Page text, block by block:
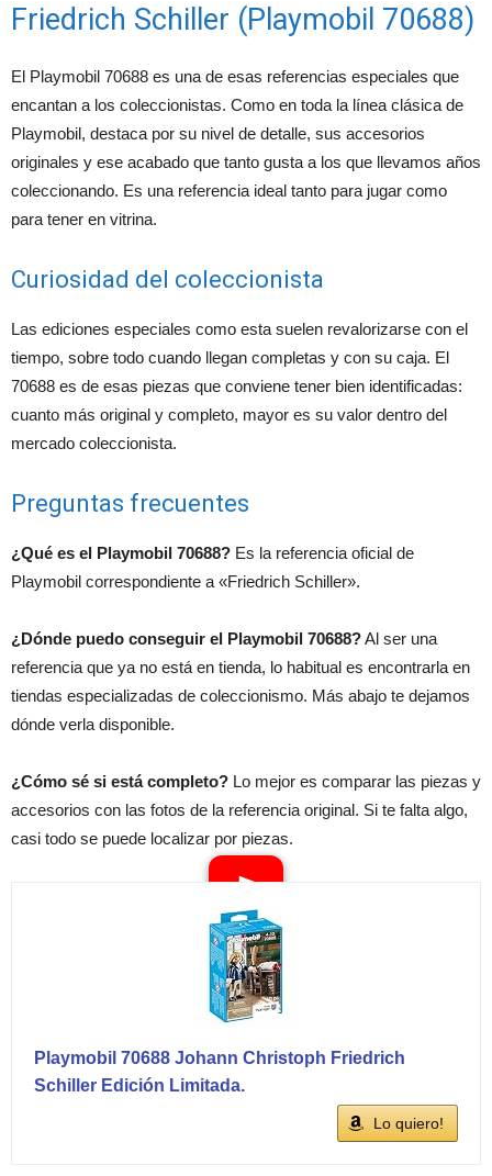
Friedrich Schiller (Playmobil 70688)
El Playmobil 70688 es una de esas referencias especiales que
encantan a los coleccionistas. Como en toda la línea clásica de
Playmobil, destaca por su nivel de detalle, sus accesorios
originales y ese acabado que tanto gusta a los que llevamos años
coleccionando. Es una referencia ideal tanto para jugar como
para tener en vitrina.
Curiosidad del coleccionista
Las ediciones especiales como esta suelen revalorizarse con el
tiempo, sobre todo cuando llegan completas y con su caja. El
70688 es de esas piezas que conviene tener bien identificadas:
cuanto más original y completo, mayor es su valor dentro del
mercado coleccionista.
Preguntas frecuentes
¿Qué es el Playmobil 70688? Es la referencia oficial de
Playmobil correspondiente a «Friedrich Schiller».
¿Dónde puedo conseguir el Playmobil 70688?Al ser una
referencia que ya no está en tienda, lo habitual es encontrarla en
tiendas especializadas de coleccionismo. Más abajo te dejamos
dónde verla disponible.
¿Cómo sé si está completo? Lo mejor es comparar las piezas y
accesorios con las fotos de la referencia original. Si te falta algo,
casi todo se puede localizar por piezas.
Playmobil 70688 Johann Christoph Friedrich
Schiller Edición Limitada.
Lo quiero!